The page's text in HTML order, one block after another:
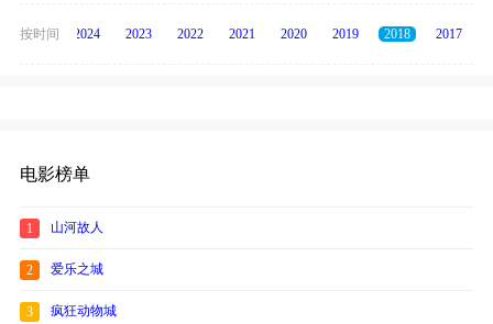
按时间
2025 2024 2023 2022 2021 2020 2019 2018 2017
电影榜单
1 山河故人
2 爱乐之城
3 疯狂动物城